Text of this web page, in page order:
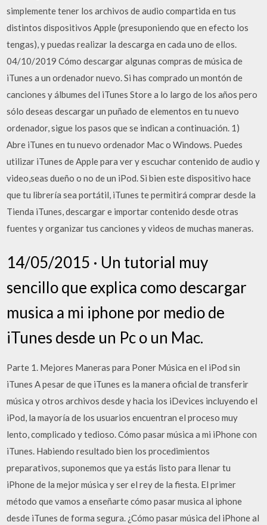
simplemente tener los archivos de audio compartida en tus
distintos dispositivos Apple (presuponiendo que en efecto los
tengas), y puedas realizar la descarga en cada uno de ellos.
04/10/2019 Cómo descargar algunas compras de música de
iTunes a un ordenador nuevo. Si has comprado un montón de
canciones y álbumes del iTunes Store a lo largo de los años pero
sólo deseas descargar un puñado de elementos en tu nuevo
ordenador, sigue los pasos que se indican a continuación. 1)
Abre iTunes en tu nuevo ordenador Mac o Windows. Puedes
utilizar iTunes de Apple para ver y escuchar contenido de audio y
video,seas dueño o no de un iPod. Si bien este dispositivo hace
que tu librería sea portátil, iTunes te permitirá comprar desde la
Tienda iTunes, descargar e importar contenido desde otras
fuentes y organizar tus canciones y videos de muchas maneras.
14/05/2015 · Un tutorial muy
sencillo que explica como descargar
musica a mi iphone por medio de
iTunes desde un Pc o un Mac.
Parte 1. Mejores Maneras para Poner Música en el iPod sin
iTunes A pesar de que iTunes es la manera oficial de transferir
música y otros archivos desde y hacia los iDevices incluyendo el
iPod, la mayoría de los usuarios encuentran el proceso muy
lento, complicado y tedioso. Cómo pasar música a mi iPhone con
iTunes. Habiendo resultado bien los procedimientos
preparativos, suponemos que ya estás listo para llenar tu
iPhone de la mejor música y ser el rey de la fiesta. El primer
método que vamos a enseñarte cómo pasar musica al iphone
desde iTunes de forma segura. ¿Cómo pasar música del iPhone al